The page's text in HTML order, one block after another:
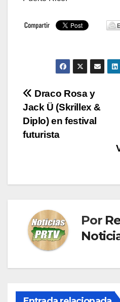
Navegación
de
entradas
Draco Rosa y
Jack Ü (Skrillex &
Diplo) en festival
futurista
Por